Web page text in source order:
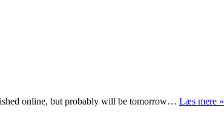
online, but probably will be tomorrow… Læs mere »